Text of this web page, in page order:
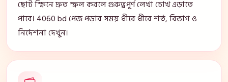
ছোট স্ক্রিনে দ্রুত স্ক্রল করলে গুরুত্বপূর্ণ লেখা চোখ এড়াতে
পারে। 4060 bd পেজ পড়ার সময় ধীরে ধীরে শর্ত, বিভাগ ও
নির্দেশনা দেখুন।